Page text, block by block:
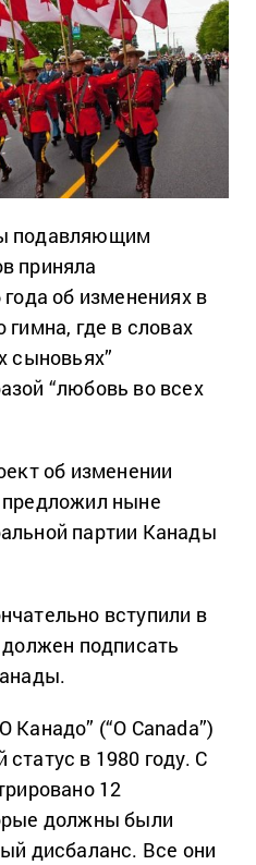
подавляющим
приняла
об изменениях в
гимна, где в словах
сыновьях”
“любовь во всех
об изменении
предложил ныне
партии Канады
вступили в
подписать
(“O Canada”)
в 1980 году. С
12
должны были
дисбаланс. Все они